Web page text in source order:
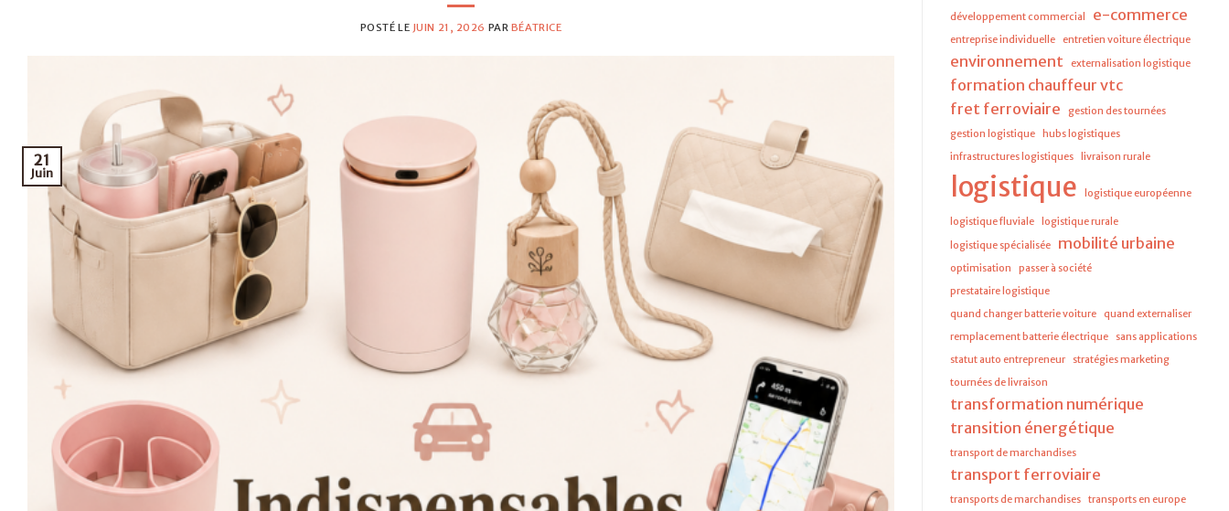
POSTÉ LE JUIN 21, 2026 PAR BÉATRICE
21
Juin
développement commercial
e-commerce
entreprise individuelle entretien voiture électrique
environnement externalisation logistique
formation chauffeur vtc
fret ferroviaire
gestion des tournées
gestion logistique
hubs logistiques
infrastructures logistiques
livraison rurale
logistique logistique européenne
logistique fluviale
logistique rurale
logistique spécialisée
mobilité urbaine
optimisation
passer à société
prestataire logistique
quand changer batterie voiture
quand externaliser
remplacement batterie électrique
sans applications
statut auto entrepreneur
stratégies marketing
tournées de livraison
transformation numérique
transition énergétique
transport de marchandises
transport ferroviaire
transports de marchandises transports en europe